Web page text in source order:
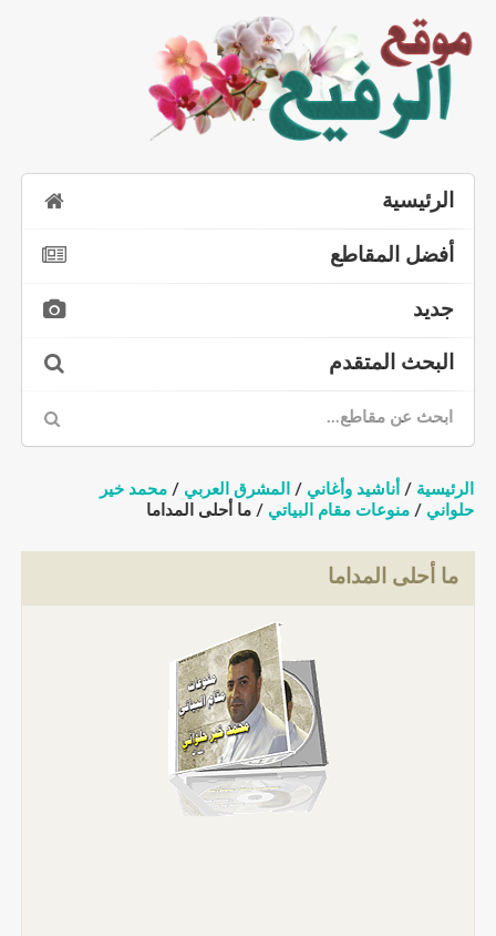
الرئيسية
أفضل المقاطع
جديد
البحث المتقدم
الرئيسية / أناشيد وأغاني / المشرق العربي / محمد خير
حلواني / منوعات مقام البياتي / ما أحلى المداما
ما أحلى المداما